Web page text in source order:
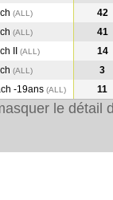
(ALL )
42
(ALL )
41
II (ALL )
14
(ALL )
3
-19ans (ALL ) 11
le détail